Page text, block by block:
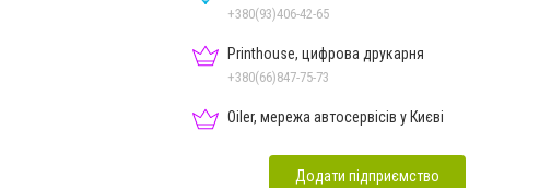
+380(93)406-42-65
Printhouse, цифрова друкарня
+380(66)847-75-73
Oiler, мережа автосервісів у Києві
Додати підприємство